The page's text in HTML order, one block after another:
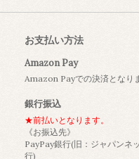
お支払い方法
Amazon Pay
Amazon Payでの決済となり
銀行振込
★前払いとなります。
《お振込先》
PayPay銀行(旧：ジャパンネ
行)